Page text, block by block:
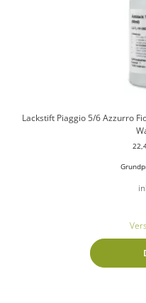
Lackstift Piaggio 5/6 Azzurro